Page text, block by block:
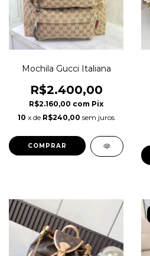
Mochila Gucci Italiana
R$2.400,00
R$2.160,00 com Pix
10 x de R$240,00 sem juros